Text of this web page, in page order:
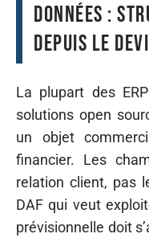
données :
depuis le
La plupart des
solutions open
un objet
financier. Les
relation client, pas
DAF qui veut
prévisionnelle doit